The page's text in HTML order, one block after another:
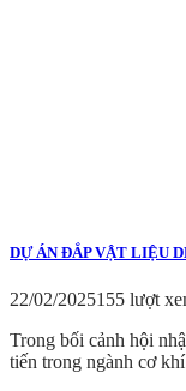
DỰ ÁN ĐẮP VẬT LIỆU
22/02/2025155 lượt
Trong bối cảnh hội
tiến trong ngành cơ